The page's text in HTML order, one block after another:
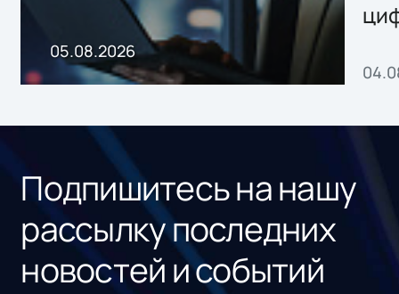
05.08.2026
Подпишитесь на нашу
рассылку последних
новостей и событий